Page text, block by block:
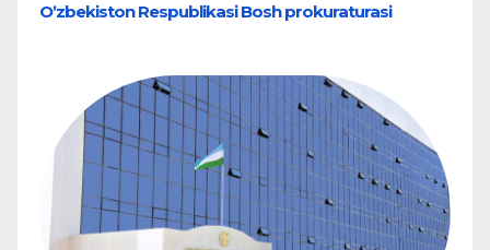
Oʼzbekiston Respublikasi Bosh prokuraturasi